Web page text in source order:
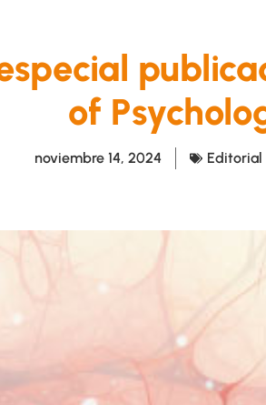
of
noviembre 14, 2024 Editorial